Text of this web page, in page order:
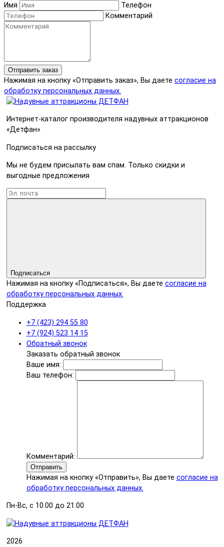
Имя
Телефон
Комментарий
Отправить заказ
Нажимая на кнопку «Отправить заказ», Вы даете согласие на
обработку персональных данных.
Интернет-каталог производителя надувных аттракционов
«Детфан»
Подписаться на рассылку
Мы не будем присылать вам спам. Только скидки и
выгодные предложения
Подписаться
Нажимая на кнопку «Подписаться», Вы даете согласие на
обработку персональных данных.
Поддержка
+7 (423) 294 55 80
+7 (924) 523 14 15
Обратный звонок
Заказать обратный звонок
Ваше имя:
Ваш телефон:
Комментарий:
Отправить
Нажимая на кнопку «Отправить», Вы даете согласие на
обработку персональных данных.
Пн-Вс, с 10.00 до 21.00
2026